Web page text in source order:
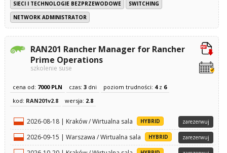
SIECI I TECHNOLOGIE BEZPRZEWODOWE
SWITCHING
NETWORK ADMINISTRATOR
RAN201 Rancher Manager for Rancher
Prime Operations
szkolenie suse
cena od: 7000 PLN czas: 3dni poziom trudności: 4z 6
kod: RAN201v2.8 wersja: 2.8
2026-08-18 | Kraków / Wirtualna sala HYBRID zarezerwuj
2026-09-15 | Warszawa / Wirtualna sala HYBRID zarezerwuj